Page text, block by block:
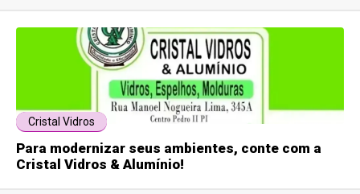
Cristal Vidros
Para modernizar seus ambientes, conte com a
Cristal Vidros & Alumínio!